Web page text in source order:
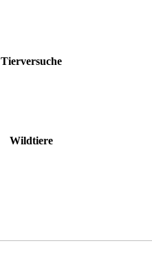
Tierversuche
Wildtiere